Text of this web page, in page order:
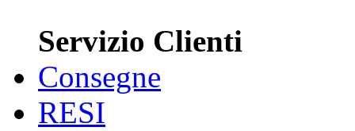
Servizio Clienti
Consegne
RESI